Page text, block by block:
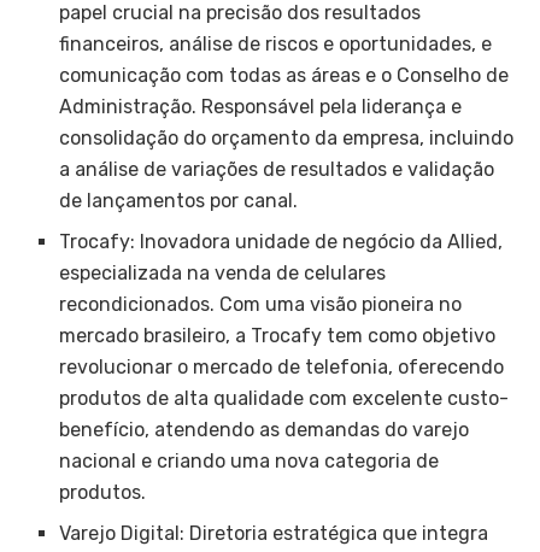
papel crucial na precisão dos resultados
financeiros, análise de riscos e oportunidades, e
comunicação com todas as áreas e o Conselho de
Administração. Responsável pela liderança e
consolidação do orçamento da empresa, incluindo
a análise de variações de resultados e validação
de lançamentos por canal.
Trocafy: Inovadora unidade de negócio da Allied,
especializada na venda de celulares
recondicionados. Com uma visão pioneira no
mercado brasileiro, a Trocafy tem como objetivo
revolucionar o mercado de telefonia, oferecendo
produtos de alta qualidade com excelente custo-
benefício, atendendo as demandas do varejo
nacional e criando uma nova categoria de
produtos.
Varejo Digital: Diretoria estratégica que integra